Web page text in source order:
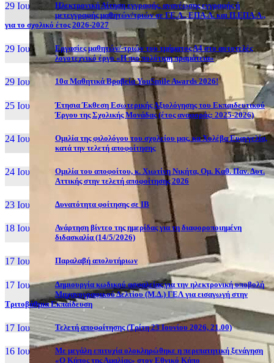
29 Ιουν, 26
Ηλεκτρονική Αίτηση εγγραφής, ανανέωσης εγγραφής ή
μετεγγραφής μαθητών/τριών σε ΓΕ.Λ., ΕΠΑ.Λ. και Π.ΕΠΑ.Λ.,
για το σχολικό έτος 2026-2027
29 Ιουν, 26
Εργασίες μαθητών/-τριών του τμήματος Α4 στο αυτοτελές
λογοτεχνικό έργο «Η πιο πολύτιμη πραμάτεια»
29 Ιουν, 26 10α Μαθητικά Βραβεία YouSmile Awards 2026!
25 Ιουν, 26
Έτησια Έκθεση Εσωτερικής Αξιολόγησης του Εκπαιδευτικού
Έργου της Σχολικής Μονάδας (έτος αναφοράς: 2025-2026)
24 Ιουν, 26
Ομιλία της φιλολόγου του σχολείου μας, κα Χολέβα Ευαγγελία,
κατά την τελετή αποφοίτησης
24 Ιουν, 26
Ομιλία του αποφοίτου, κ. Χιωτίνη Νικήτα, Ομ. Καθ. Παν. Δυτ.
Αττικής στην τελετή αποφοίτησης 2026
23 Ιουν, 26 Δυνατότητα φοίτησης σε ΙΒ
18 Ιουν, 26
Ανάρτηση βίντεο της ημερίδας για τη διαφοροποιημένη
διδασκαλία (14/5/2026)
17 Ιουν, 26 Παραλαβή απολυτήριων
17 Ιουν, 26
Δημιουργία κωδικού ασφαλείας για την ηλεκτρονική υποβολή
Μηχανογραφικού Δελτίου (Μ.Δ.) ΓΕΛ για εισαγωγή στην
Τριτοβάθμια Εκπαίδευση
17 Ιουν, 26 Τελετή αποφοίτησης (Τρίτη 23 Ιουνίου 2026, 21.00)
16 Ιουν, 26
Με μεγάλη επιτυχία ολοκληρώθηκε η περιπατητική ξενάγηση
«Ο Κήπος της Αμαλίας» στον Εθνικό Κήπο